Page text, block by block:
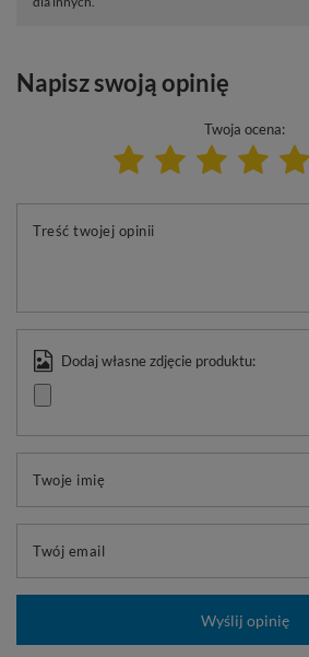
Napisz swoją opinię
Twoja ocena:
Treść twojej opinii
Dodaj własne zdjęcie produktu:
Twoje imię
Twój email
Wyślij opinię